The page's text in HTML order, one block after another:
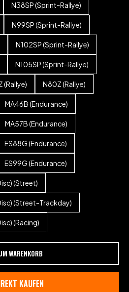
N38SP (Sprint-Rallye)
N99SP (Sprint-Rallye)
N102SP (Sprint-Rallye)
N105SP (Sprint-Rallye)
(Rallye) N80Z (Rallye)
MA46B (Endurance)
MA57B (Endurance)
ES88G (Endurance)
ES99G (Endurance)
(Street)
(Street-Trackday)
(Racing)
WARENKORB
KAUFEN